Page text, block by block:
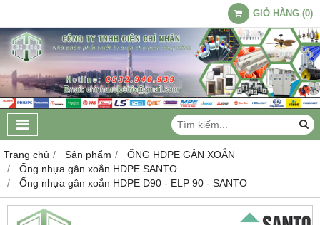
GIỎ HÀNG (0)
Trang chủ Sản phẩm
ỐNG HDPE GÂN XOẮN
Ống nhựa gân xoắn HDPE SANTO
Ống nhựa gân xoắn HDPE D90 - ELP 90 - SANTO